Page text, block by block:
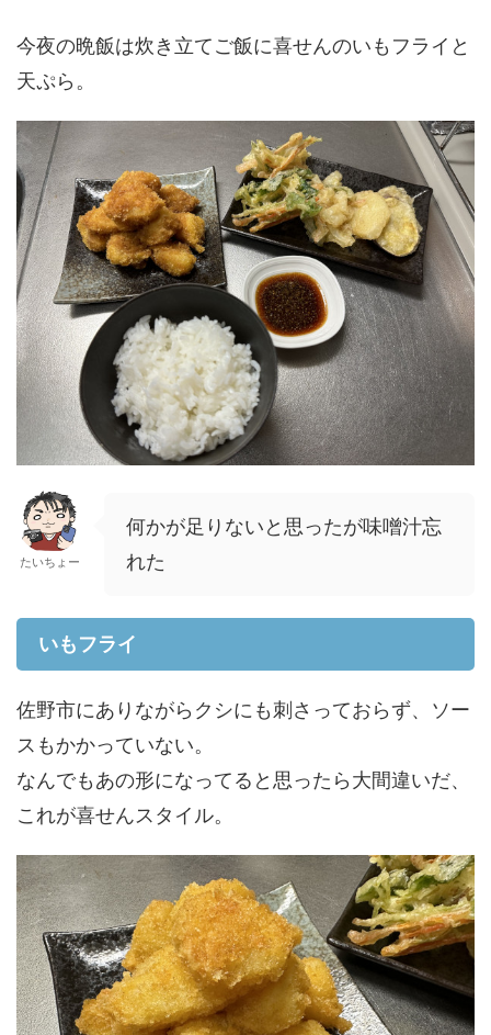
今夜の晩飯は炊き立てご飯に喜せんのいもフライと
天ぷら。
たいちょー
何かが足りないと思ったが味噌汁忘
れた
いもフライ
佐野市にありながらクシにも刺さっておらず、ソー
スもかかっていない。
なんでもあの形になってると思ったら大間違いだ、
これが喜せんスタイル。